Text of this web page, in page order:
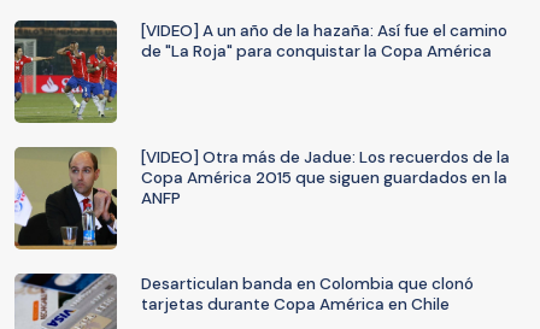
[VIDEO] A un año de la hazaña: Así fue el camino
de "La Roja" para conquistar la Copa América
[VIDEO] Otra más de Jadue: Los recuerdos de la
Copa América 2015 que siguen guardados en la
ANFP
Desarticulan banda en Colombia que clonó
tarjetas durante Copa América en Chile